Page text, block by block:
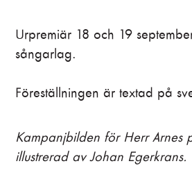
Urpremiär 18 och 19
sångarlag.
Föreställningen är textad på
Kampanjbilden för Herr Arnes
illustrerad av Johan Egerkrans.